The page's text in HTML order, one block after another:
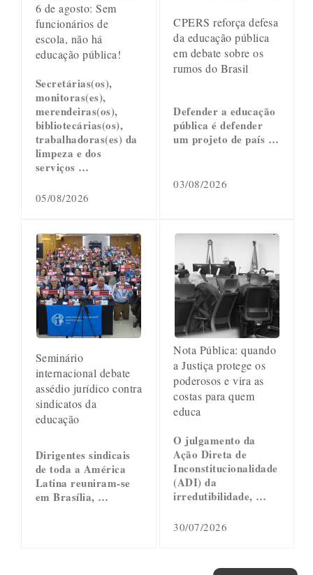
6 de agosto: Sem
funcionários de
escola, não há
educação pública!
Secretárias(os),
monitoras(es),
merendeiras(os),
bibliotecárias(os),
trabalhadoras(es) da
limpeza e dos
serviços …
05/08/2026
CPERS reforça defesa
da educação pública
em debate sobre os
rumos do Brasil
Defender a educação
pública é defender
um projeto de país …
03/08/2026
Seminário
internacional debate
assédio jurídico contra
sindicatos da
educação
Dirigentes sindicais
de toda a América
Latina reuniram-se
em Brasília, …
Nota Pública: quando
a Justiça protege os
poderosos e vira as
costas para quem
educa
O julgamento da
Ação Direta de
Inconstitucionalidade
(ADI) da
irredutibilidade, …
30/07/2026